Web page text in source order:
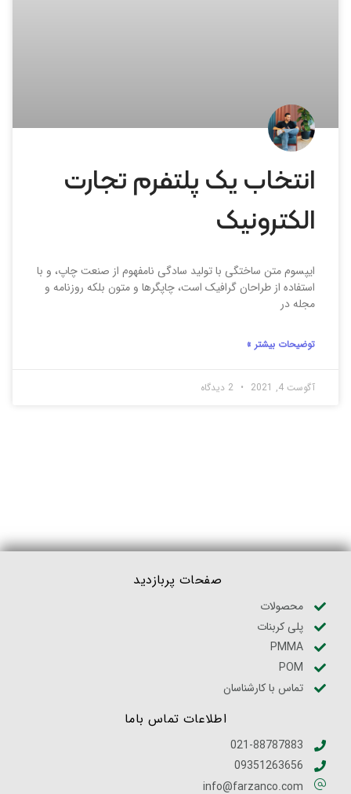
انتخاب یک پلتفرم تجارت
الکترونیک
ایپسوم متن ساختگی با تولید سادگی نامفهوم از صنعت چاپ، و با
استفاده از طراحان گرافیک است، چاپگرها و متون بلکه روزنامه و
مجله در
توضیحات بیشتر »
آگوست 4, 2021
صفحات پربازدید
محصولات
پلی کربنات
PMMA
POM
تماس با کارشناسان
اطلاعات تماس باما
021-88787883
09351263656
info@farzanco.com